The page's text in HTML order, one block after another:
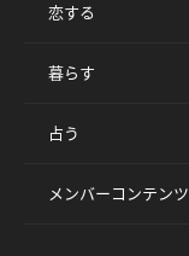
恋する
暮らす
占う
メンバーコンテンツ